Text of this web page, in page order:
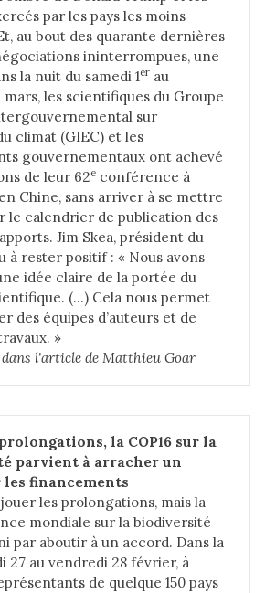
par les pays les moins
au bout des quarante dernières
ininterrompues, une
la nuit du samedi 1er au
les scientifiques du Groupe
sur
climat (GIEC) et les
gouvernementaux ont achevé
de leur 62e conférence à
Chine, sans arriver à se mettre
le calendrier de publication des
Jim Skea, président du
à rester positif : « Nous avons
idée claire de la portée du
(…) Cela nous permet
des équipes d’auteurs et de
»
l'article de Matthieu Goar
la COP16 sur la
parvient à arracher un
les financements
les prolongations, mais la
mondiale sur la biodiversité
par aboutir à un accord. Dans la
27 au vendredi 28 février, à
de quelque 150 pays